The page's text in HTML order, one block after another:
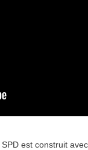
SPD est construit